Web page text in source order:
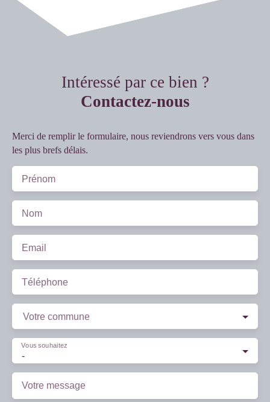
Intéressé par ce bien ?
Contactez-nous
Merci de remplir le formulaire, nous reviendrons vers vous dans
les plus brefs délais.
Prénom
Nom
Email
Téléphone
Votre commune
-
Vous souhaitez
Votre message